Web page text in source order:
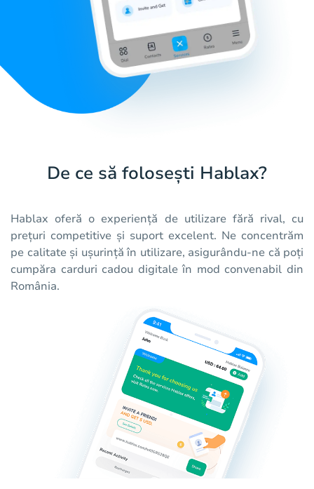
De ce să folosești Hablax?
Hablax oferă o experiență de utilizare fără rival, cu
prețuri competitive și suport excelent. Ne concentrăm
pe calitate și ușurință în utilizare, asigurându-ne că poți
cumpăra carduri cadou digitale în mod convenabil din
România.